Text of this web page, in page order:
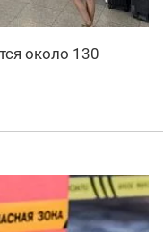
около 130